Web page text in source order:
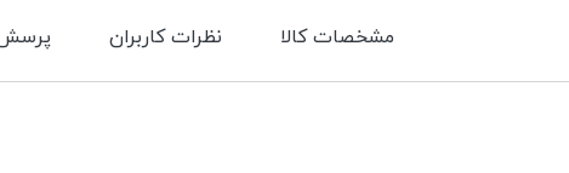
مشخصات کالا نظرات کاربران